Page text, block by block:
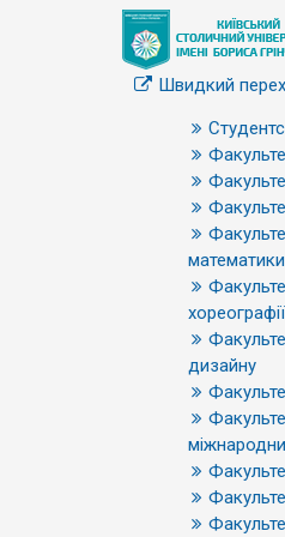
Швидкий
математики
хореографії
дизайну